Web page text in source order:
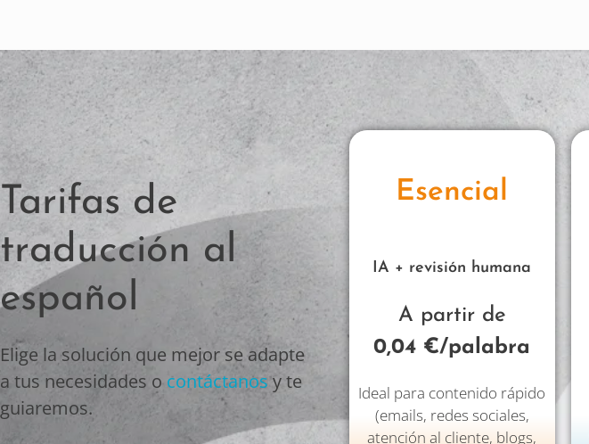
Tarifas de
traducción al
español
Elige la solución que mejor se adapte
a tus necesidades o contáctanosy te
guiaremos.
Esencial
IA + revisión humana
A partir de
0,04 €/palabra
Ideal para contenido rápido
(emails, redes sociales,
atención al cliente, blogs,